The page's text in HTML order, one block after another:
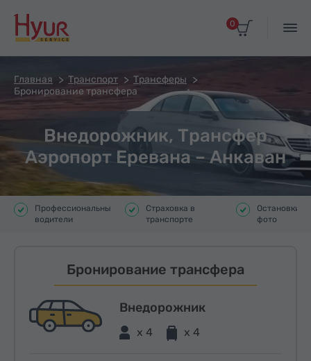
0
Главная Транспорт
Трансферы
Бронирование трансфера
Внедорожник, Трансфер
Аэропорт Еревана – Анкаван
Профессиональные
водители
Страховка в
транспорте
Остановки
фото
Бронирование трансфера
Внедорожник
x 4 x 4